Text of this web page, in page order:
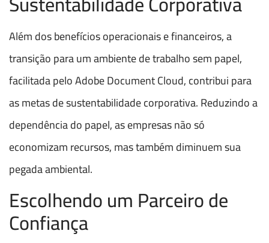
Além dos benefícios operacionais e financeiros, a
transição para um ambiente de trabalho sem papel,
facilitada pelo Adobe Document Cloud, contribui para
as metas de sustentabilidade corporativa. Reduzindo a
dependência do papel, as empresas não só
economizam recursos, mas também diminuem sua
pegada ambiental.
Escolhendo um Parceiro de
Confiança